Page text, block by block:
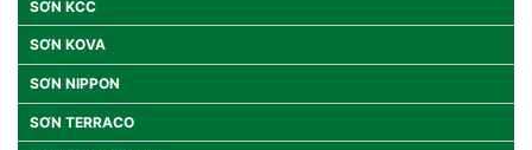
SƠN KCC
SƠN KOVA
SƠN NIPPON
SƠN TERRACO